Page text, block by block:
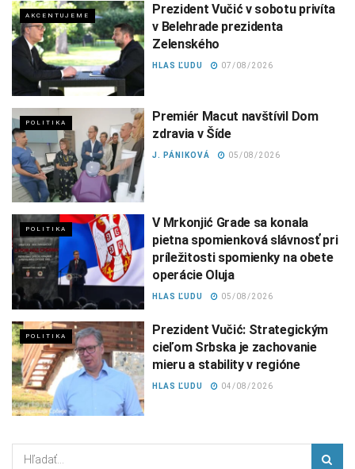
AKCENTUJEME
Prezident Vučić v sobotu privíta
v Belehrade prezidenta
Zelenského
HLAS ĽUDU 07/08/2026
POLITIKA
Premiér Macut navštívil Dom
zdravia v Šíde
J. PÁNIKOVÁ 05/08/2026
POLITIKA
V Mrkonjić Grade sa konala
pietna spomienková slávnosť pri
príležitosti spomienky na obete
operácie Oluja
HLAS ĽUDU 05/08/2026
POLITIKA
Prezident Vučić: Strategickým
cieľom Srbska je zachovanie
mieru a stability v regióne
HLAS ĽUDU 04/08/2026